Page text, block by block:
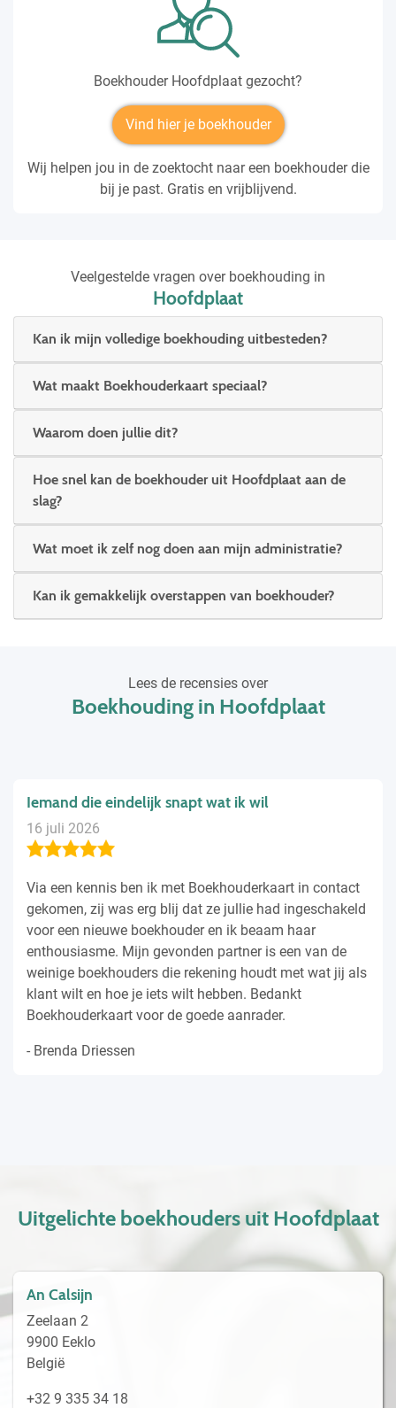
Boekhouder Hoofdplaat gezocht?
Vind hier je boekhouder
Wij helpen jou in de zoektocht naar een boekhouder die
bij je past. Gratis en vrijblijvend.
Veelgestelde vragen over boekhouding in
Hoofdplaat
Kan ik mijn volledige boekhouding uitbesteden?
Wat maakt Boekhouderkaart speciaal?
Waarom doen jullie dit?
Hoe snel kan de boekhouder uit Hoofdplaat aan de
slag?
Wat moet ik zelf nog doen aan mijn administratie?
Kan ik gemakkelijk overstappen van boekhouder?
Lees de recensies over
Boekhouding in Hoofdplaat
Iemand die eindelijk snapt wat ik wil
16 juli 2026
Via een kennis ben ik met Boekhouderkaart in contact
gekomen, zij was erg blij dat ze jullie had ingeschakeld
voor een nieuwe boekhouder en ik beaam haar
enthousiasme. Mijn gevonden partner is een van de
weinige boekhouders die rekening houdt met wat jij als
klant wilt en hoe je iets wilt hebben. Bedankt
Boekhouderkaart voor de goede aanrader.
- Brenda Driessen
Uitgelichte boekhouders uit Hoofdplaat
An Calsijn
Zeelaan 2
9900 Eeklo
België
+32 9 335 34 18